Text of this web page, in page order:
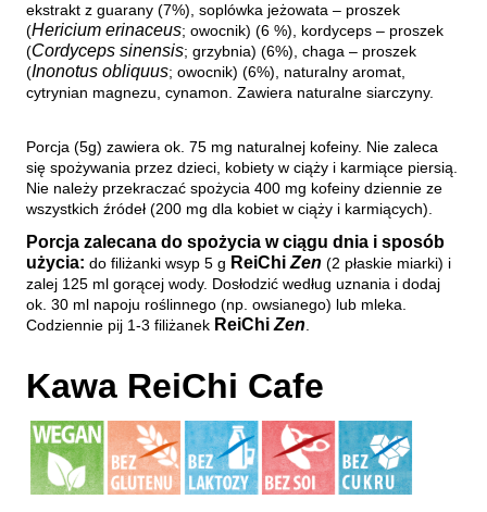
ekstrakt z guarany (7%), soplówka jeżowata – proszek
(Hericium erinaceus; owocnik) (6 %), kordyceps – proszek
(Cordyceps sinensis; grzybnia) (6%), chaga – proszek
(Inonotus obliquus; owocnik) (6%), naturalny aromat,
cytrynian magnezu, cynamon. Zawiera naturalne siarczyny.
Porcja (5g) zawiera ok. 75 mg naturalnej kofeiny. Nie zaleca
się spożywania przez dzieci, kobiety w ciąży i karmiące piersią.
Nie należy przekraczać spożycia 400 mg kofeiny dziennie ze
wszystkich źródeł (200 mg dla kobiet w ciąży i karmiących).
Porcja zalecana do spożycia w ciągu dnia i sposób
użycia: do filiżanki wsyp 5 g ReiChi Zen (2 płaskie miarki) i
zalej 125 ml gorącej wody. Dosłodzić według uznania i dodaj
ok. 30 ml napoju roślinnego (np. owsianego) lub mleka.
Codziennie pij 1-3 filiżanek ReiChi Zen
Kawa ReiChi Cafe